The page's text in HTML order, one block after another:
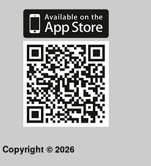
Copyright © 2026